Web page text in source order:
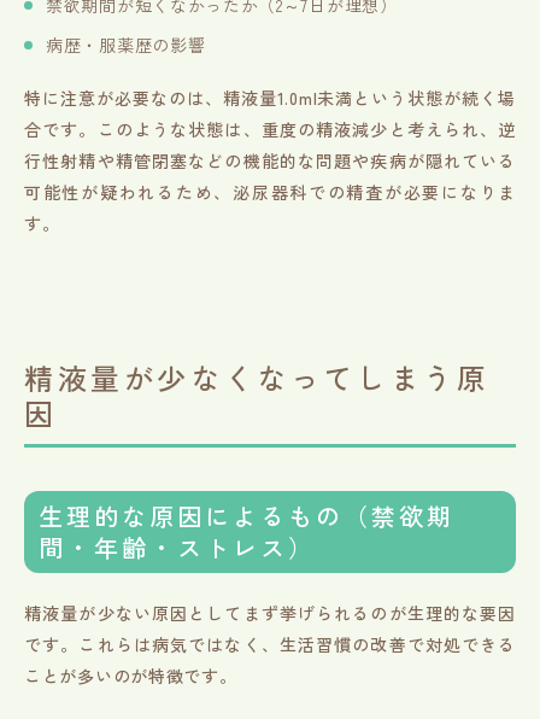
病歴・服薬歴の影響
特に注意が必要なのは、精液量1.0ml未満という状態が続く場
合です。このような状態は、重度の精液減少と考えられ、逆
行性射精や精管閉塞などの機能的な問題や疾病が隠れている
可能性が疑われるため、泌尿器科での精査が必要になりま
す。
精液量が少なくなってしまう原
因
生理的な原因によるもの（禁欲期
間・年齢・ストレス）
精液量が少ない原因としてまず挙げられるのが生理的な要因
です。これらは病気ではなく、生活習慣の改善で対処できる
ことが多いのが特徴です。